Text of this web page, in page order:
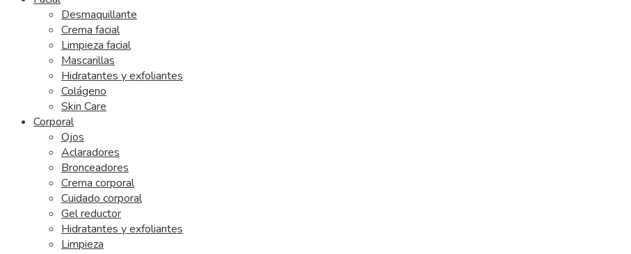
Desmaquillante
Crema facial
Limpieza facial
Mascarillas
Hidratantes y exfoliantes
Colágeno
Skin Care
Corporal
Ojos
Aclaradores
Bronceadores
Crema corporal
Cuidado corporal
Gel reductor
Hidratantes y exfoliantes
Limpieza